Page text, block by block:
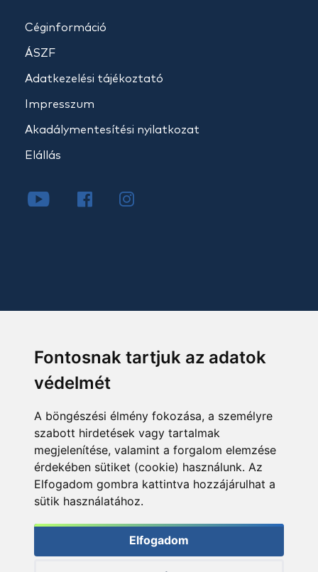
Fontosnak tartjuk az adatok
védelmét
A böngészési élmény fokozása, a személyre
szabott hirdetések vagy tartalmak
megjelenítése, valamint a forgalom elemzése
érdekében sütiket (cookie) használunk. Az
Elfogadom gombra kattintva hozzájárulhat a
sütik használatához.
Elfogadom
Céginformáció
ÁSZF
Adatkezelési tájékoztató
Impresszum
Akadálymentesítési nyilatkozat
Elállás